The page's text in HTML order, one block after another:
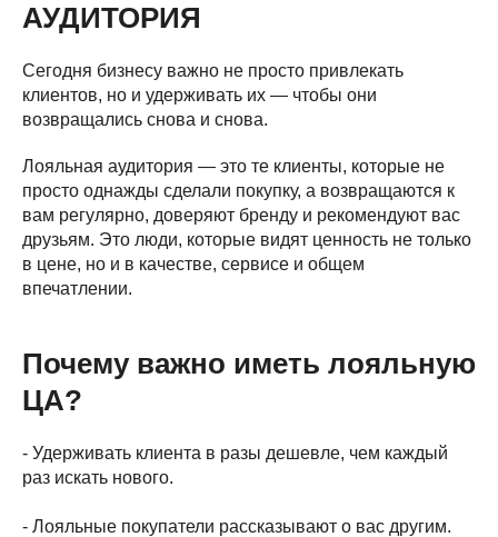
АУДИТОРИЯ
Сегодня бизнесу важно не просто привлекать
клиентов, но и удерживать их — чтобы они
возвращались снова и снова.
Лояльная аудитория — это те клиенты, которые не
просто однажды сделали покупку, а возвращаются к
вам регулярно, доверяют бренду и рекомендуют вас
друзьям. Это люди, которые видят ценность не только
в цене, но и в качестве, сервисе и общем
впечатлении.
Почему важно иметь лояльную
ЦА?
- Удерживать клиента в разы дешевле, чем каждый
раз искать нового.
- Лояльные покупатели рассказывают о вас другим.